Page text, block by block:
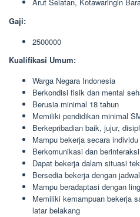
Gaji:
2500000
Kualifikasi Umum:
Warga Negara Indonesia
Berkondisi fisik dan mental
Berusia minimal 18 tahun
Memiliki pendidikan minimal
Berkepribadian baik, jujur,
Mampu bekerja secara
Berkomunikasi dan
Dapat bekerja dalam situasi
Bersedia bekerja dengan
Mampu beradaptasi dengan
Memiliki kemampuan bekerja
latar belakang